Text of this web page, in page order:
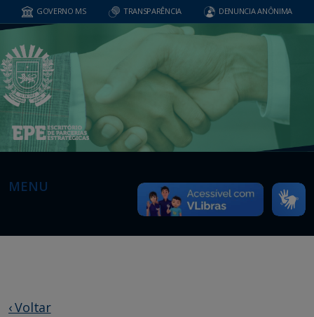
GOVERNO MS TRANSPARÊNCIA DENUNCIA ANÔNIMA
MENU
‹ Voltar